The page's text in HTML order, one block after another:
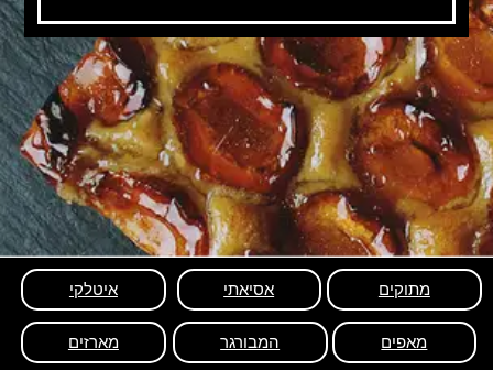
מתוקים אסיאתי איטלקי
מאפים המבורגר מארזים